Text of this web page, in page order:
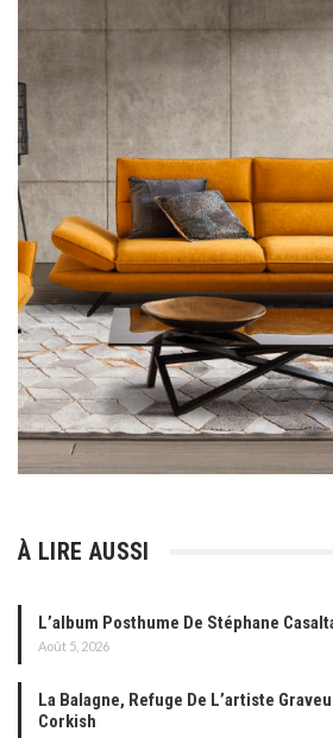
À LIRE AUSSI
L’album Posthume De Stéphane
Août 5, 2026
La Balagne, Refuge De L’artiste
Corkish